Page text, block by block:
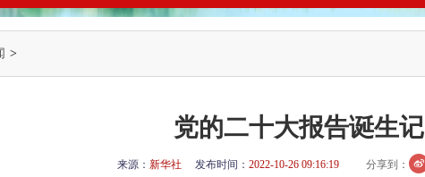
>
党的二十大报告诞生记
来源： 新华社 发布时间： 2022-10-26 09:16:19 分享到：